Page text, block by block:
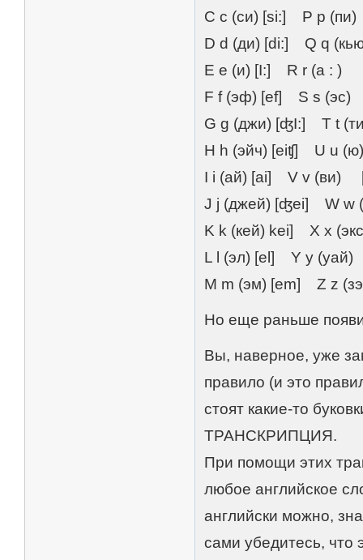
C c (си) [si:] P p
D d (ди) [di:] Q q
E e (и) [I:] R r (а : )
F f (эф) [ef] S s
G g (джи) [ʤI:] T t
H h (эйч) [eiʧ] U u
I i (ай) [ai] V v
J j (джей) [ʤei] W
K k (кей) kei] X x
L l (эл) [el] Y y
M m (эм) [em] Z z
Но еще раньше
Вы, наверное, уже
правило (и это
стоят какие-то
ТРАНСКРИПЦИЯ.
При помощи этих
любое английское
английски можно,
сами убедитесь, что